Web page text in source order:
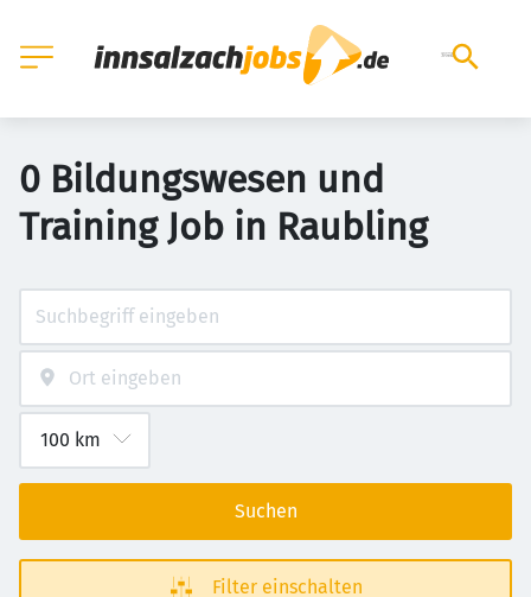
0 Bildungswesen und
Training Job in Raubling
Suchen
Filter einschalten